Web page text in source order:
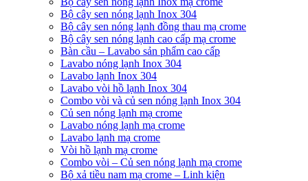
Bộ cây sen nóng lạnh Inox 304
Bộ cây sen nóng lạnh đồng thau mạ crome
Bộ cây sen nóng lạnh cao cấp mạ crome
Bàn cầu – Lavabo sản phẩm cao cấp
Lavabo nóng lạnh Inox 304
Lavabo lạnh Inox 304
Lavabo vòi hồ lạnh Inox 304
Combo vòi và củ sen nóng lạnh Inox 304
Củ sen nóng lạnh mạ crome
Lavabo nóng lạnh mạ crome
Lavabo lạnh mạ crome
Vòi hồ lạnh mạ crome
Combo vòi – Củ sen nóng lạnh mạ crome
Bộ xả tiều nam mạ crome – Linh kiện